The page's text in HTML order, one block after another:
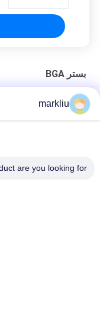
بستر BGA
تولید زیربنای ماژول RF/mmwave
ساخت بستر بسته بندی
بستر بسته بندی
markliu
are you looking for?